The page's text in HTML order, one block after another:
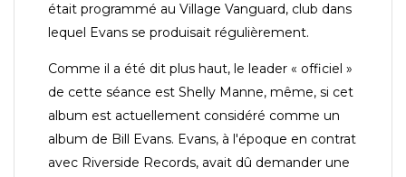
était programmé au Village Vanguard, club dans
lequel Evans se produisait régulièrement.
Comme il a été dit plus haut, le leader « officiel »
de cette séance est Shelly Manne, même, si cet
album est actuellement considéré comme un
album de Bill Evans. Evans, à l'époque en contrat
avec Riverside Records, avait dû demander une